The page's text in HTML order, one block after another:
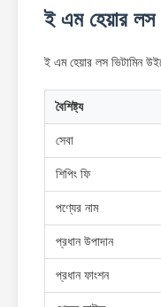
ই এম হেয়ার লস
ই এম হেয়ার লস ভিটামিন
বৈশিষ্ট্য
সেবা
শিপিং ফি
পণ্যের নাম
প্রধান উপাদান
প্রধান ফাংশন